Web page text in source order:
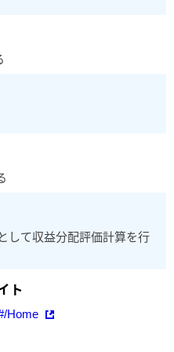
して収益分配評価計算を行
Home